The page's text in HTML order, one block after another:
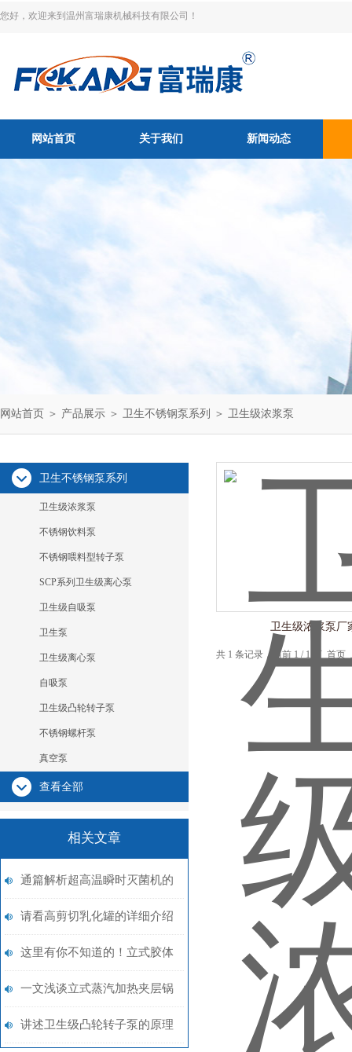
您好，欢迎来到温州富瑞康机械科技有限公司！
网站首页 关于我们 新闻动态
网站首页 ＞ 产品展示 ＞ 卫生不锈钢泵系列 ＞ 卫生级浓浆泵
卫生不锈钢泵系列
卫生级浓浆泵
不锈钢饮料泵
不锈钢喂料型转子泵
SCP系列卫生级离心泵
卫生级自吸泵
卫生泵
卫生级离心泵
自吸泵
卫生级凸轮转子泵
不锈钢螺杆泵
真空泵
查看全部
相关文章
通篇解析超高温瞬时灭菌机的
工作原理是什么？
请看高剪切乳化罐的详细介绍
这里有你不知道的！立式胶体
磨的原理与功能
一文浅谈立式蒸汽加热夹层锅
的分类
讲述卫生级凸轮转子泵的原理
卫生级浓浆泵厂
共 1 条记录，当前 1 / 1 页 首